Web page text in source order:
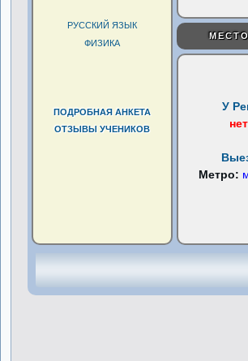
РУССКИЙ ЯЗЫК
ФИЗИКА
ПОДРОБНАЯ АНКЕТА
ОТЗЫВЫ УЧЕНИКОВ
У
Метро: